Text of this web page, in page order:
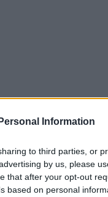
Information
to third parties, or
by us, please
that after your opt-out
based on personal
Αθήνα!